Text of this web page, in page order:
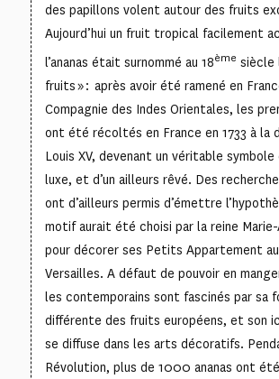
des papillons volent autour des fruits
Aujourd’hui un fruit tropical facilement
l’ananas était surnommé au 18ème siècle
fruits » : après avoir été ramené en
Compagnie des Indes Orientales, les
ont été récoltés en France en 1733 à la
Louis XV, devenant un véritable symbole
luxe, et d’un ailleurs rêvé. Des
ont d’ailleurs permis d’émettre
motif aurait été choisi par la reine
pour décorer ses Petits Appartement
Versailles. A défaut de pouvoir en
les contemporains sont fascinés par sa
différente des fruits européens, et son
se diffuse dans les arts décoratifs.
Révolution, plus de 1000 ananas ont